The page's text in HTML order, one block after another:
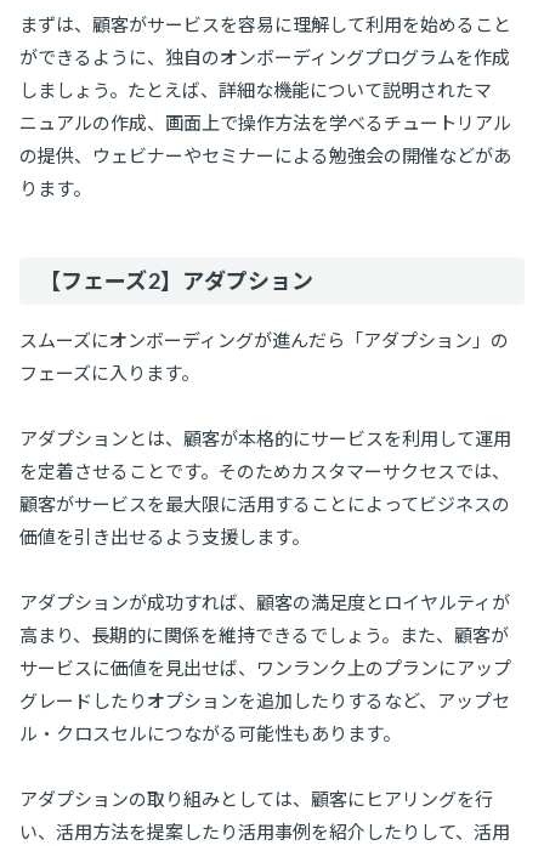
まずは、顧客がサービスを容易に理解して利用を始めること
ができるように、独自のオンボーディングプログラムを作成
しましょう。たとえば、詳細な機能について説明されたマ
ニュアルの作成、画面上で操作方法を学べるチュートリアル
の提供、ウェビナーやセミナーによる勉強会の開催などがあ
ります。
【フェーズ2】アダプション
スムーズにオンボーディングが進んだら「アダプション」の
フェーズに入ります。
アダプションとは、顧客が本格的にサービスを利用して運用
を定着させることです。そのためカスタマーサクセスでは、
顧客がサービスを最大限に活用することによってビジネスの
価値を引き出せるよう支援します。
アダプションが成功すれば、顧客の満足度とロイヤルティが
高まり、長期的に関係を維持できるでしょう。また、顧客が
サービスに価値を見出せば、ワンランク上のプランにアップ
グレードしたりオプションを追加したりするなど、アップセ
ル・クロスセルにつながる可能性もあります。
アダプションの取り組みとしては、顧客にヒアリングを行
い、活用方法を提案したり活用事例を紹介したりして、活用